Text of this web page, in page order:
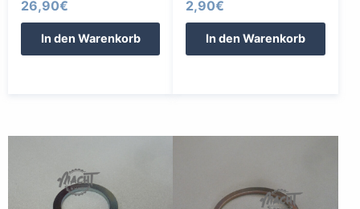
26,90€
In den Warenkorb
2,90€
In den Warenkorb